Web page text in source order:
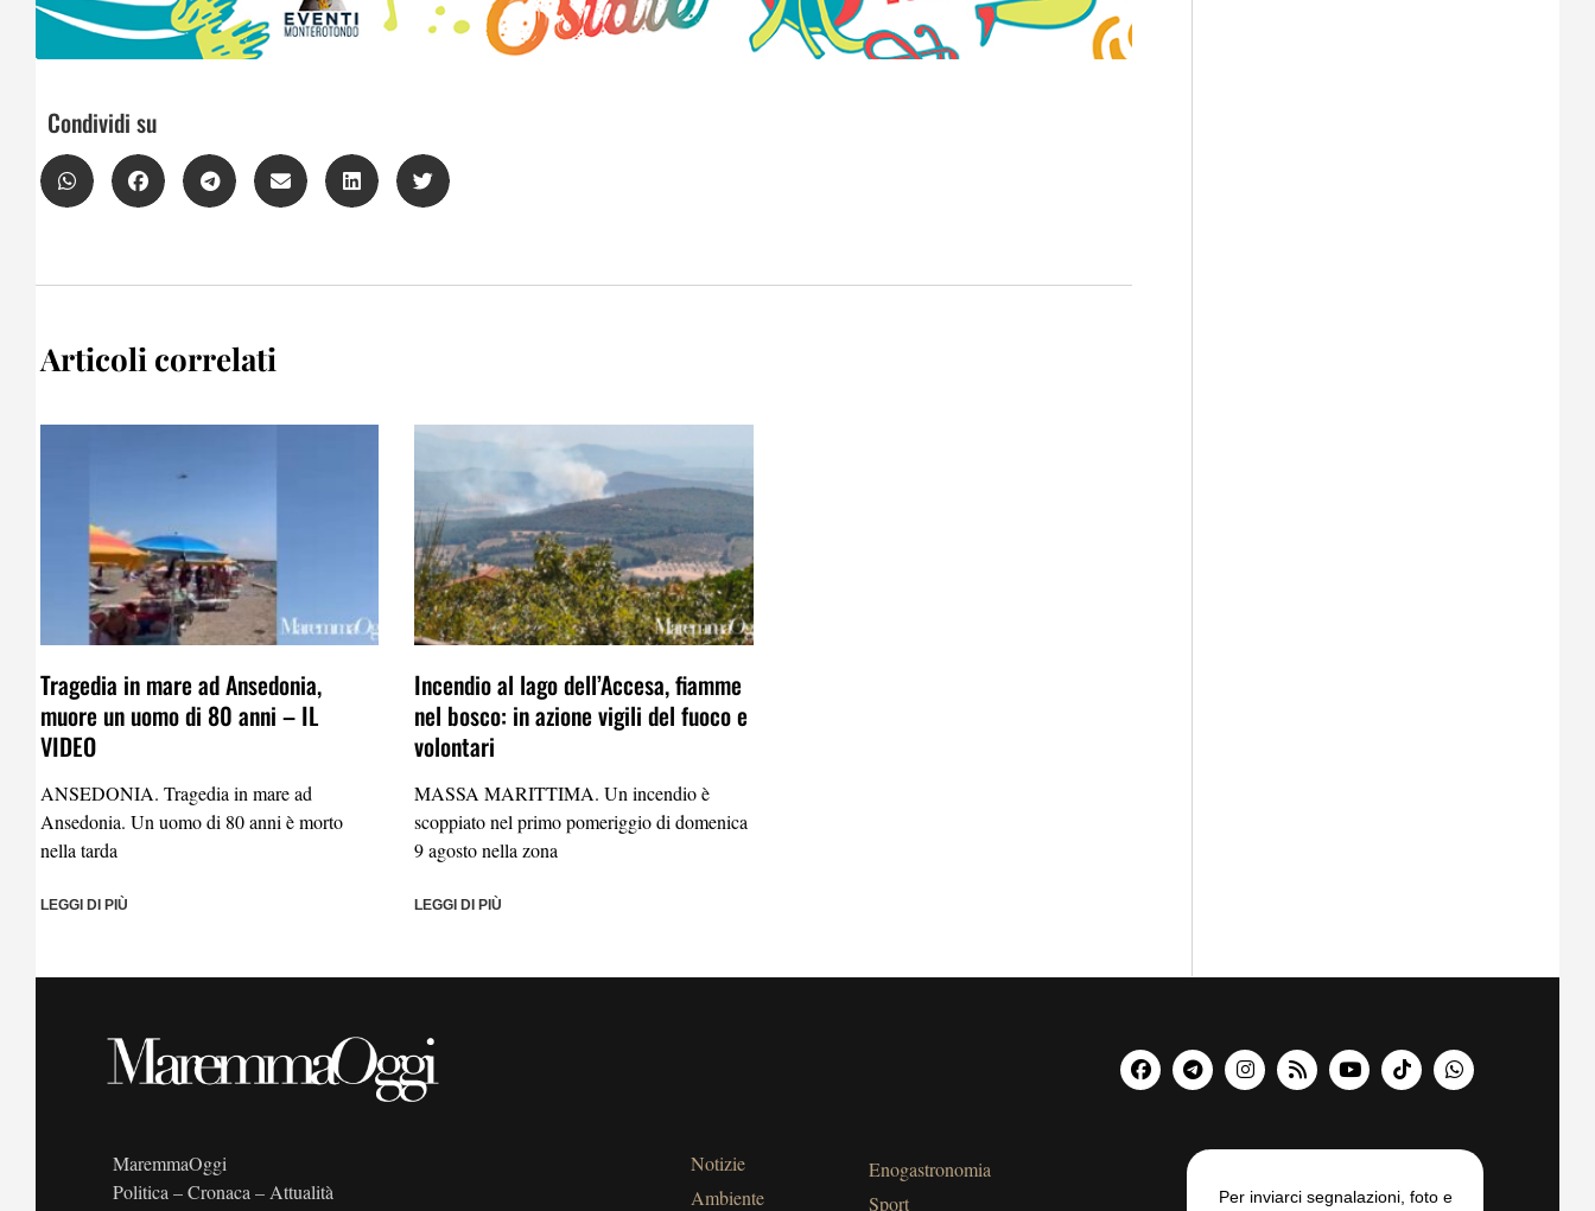
Condividi su
Articoli correlati
Tragedia in mare ad Ansedonia,
muore un uomo di 80 anni – IL
VIDEO
ANSEDONIA. Tragedia in mare ad
Ansedonia. Un uomo di 80 anni è morto
nella tarda
LEGGI DI PIÙ
Incendio al lago dell’Accesa, fiamme
nel bosco: in azione vigili del fuoco e
volontari
MASSA MARITTIMA. Un incendio è
scoppiato nel primo pomeriggio di domenica
9 agosto nella zona
LEGGI DI PIÙ
MaremmaOggi
Politica – Cronaca – Attualità
Notizie
Ambiente
Enogastronomia
Sport
Per inviarci segnalazioni, foto e